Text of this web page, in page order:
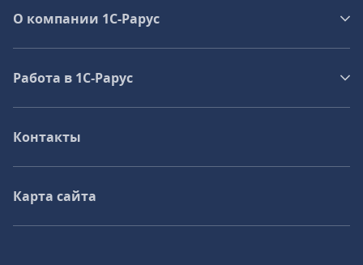
О компании 1C-Рарус
Работа в 1С‑Рарус
Контакты
Карта сайта